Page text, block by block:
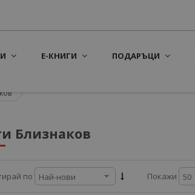
Е-КНИГИ ПОДАРЪЦИ
Близнаков
по Покажи